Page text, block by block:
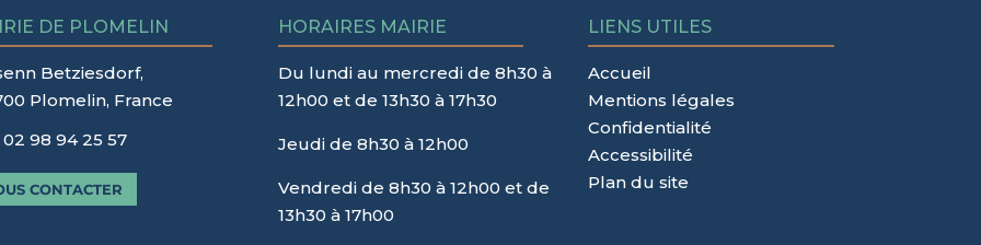
DE PLOMELIN
Betziesdorf,
Plomelin, France
02 98 94 25 57
CONTACTER
HORAIRES MAIRIE
Du lundi au mercredi de 8h30 à
12h00 et de 13h30 à 17h30
Jeudi de 8h30 à 12h00
Vendredi de 8h30 à 12h00 et de
13h30 à 17h00
LIENS UTILES
Accueil
Mentions légales
Confidentialité
Accessibilité
Plan du site